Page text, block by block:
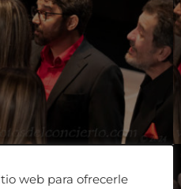
web para ofrecerle